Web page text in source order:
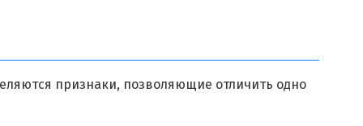
признаки, позволяющие отличить одно